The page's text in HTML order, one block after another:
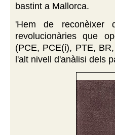
bastint a Mallorca.
'Hem de reconèixer
revolucionàries que
(PCE, PCE(i), PTE,
l'alt nivell d'anàlisi dels